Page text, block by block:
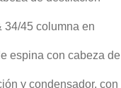
34/45 columna en
espina con cabeza de
y condensador, con